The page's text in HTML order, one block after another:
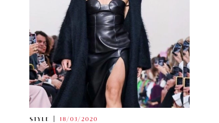
STYLE 18/03/2020